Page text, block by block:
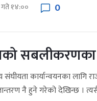
१४:०० 0
सबलीकरणका
संघीयता कार्यान्वयनका
नै हुने गरेको देखिन्छ ।